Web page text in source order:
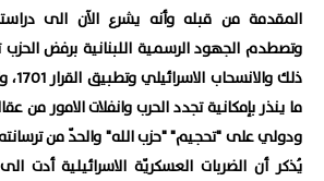
المقدمة من قبله وأنه يشرع الآن الى
وتصطدم الجهود الرسمية اللبنانية برفض
ذلك
ما ينذر بإمكانية تجدد الحرب وانفلات الامور من
ودولي على "تحجيم" "حزب الله" والحدّ من
يُذكر أن الضربات العسكريّة الاسرائيلية أدت